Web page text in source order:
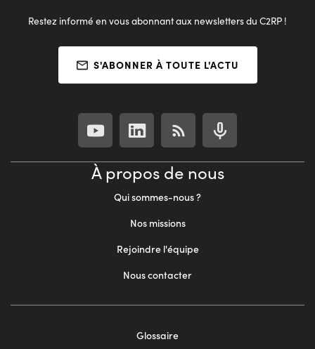
Restez informé en vous abonnant aux newsletters du C2RP !
S'ABONNER À TOUTE L'ACTU
À propos de nous
Qui sommes-nous ?
Nos missions
Rejoindre l'équipe
Nous contacter
Glossaire